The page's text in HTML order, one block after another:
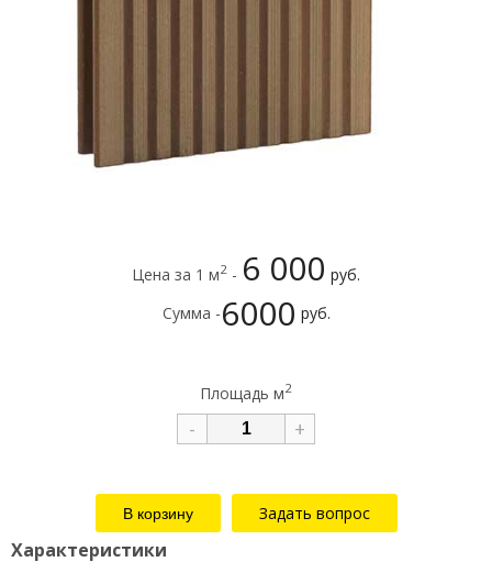
Цена за 1 м2 - 6 000 руб.
Сумма -6000 руб.
Площадь м2
- +
Задать вопрос